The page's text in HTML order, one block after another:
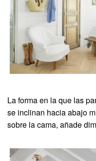
La forma en la que las
se inclinan hacia abajo
sobre la cama, añade